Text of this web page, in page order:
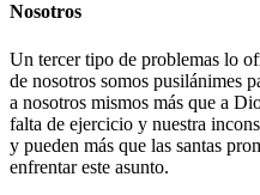
Nosotros
Un tercer tipo de problemas lo
de nosotros somos pusilánimes
a nosotros mismos más que a
falta de ejercicio y nuestra
y pueden más que las santas
enfrentar este asunto.